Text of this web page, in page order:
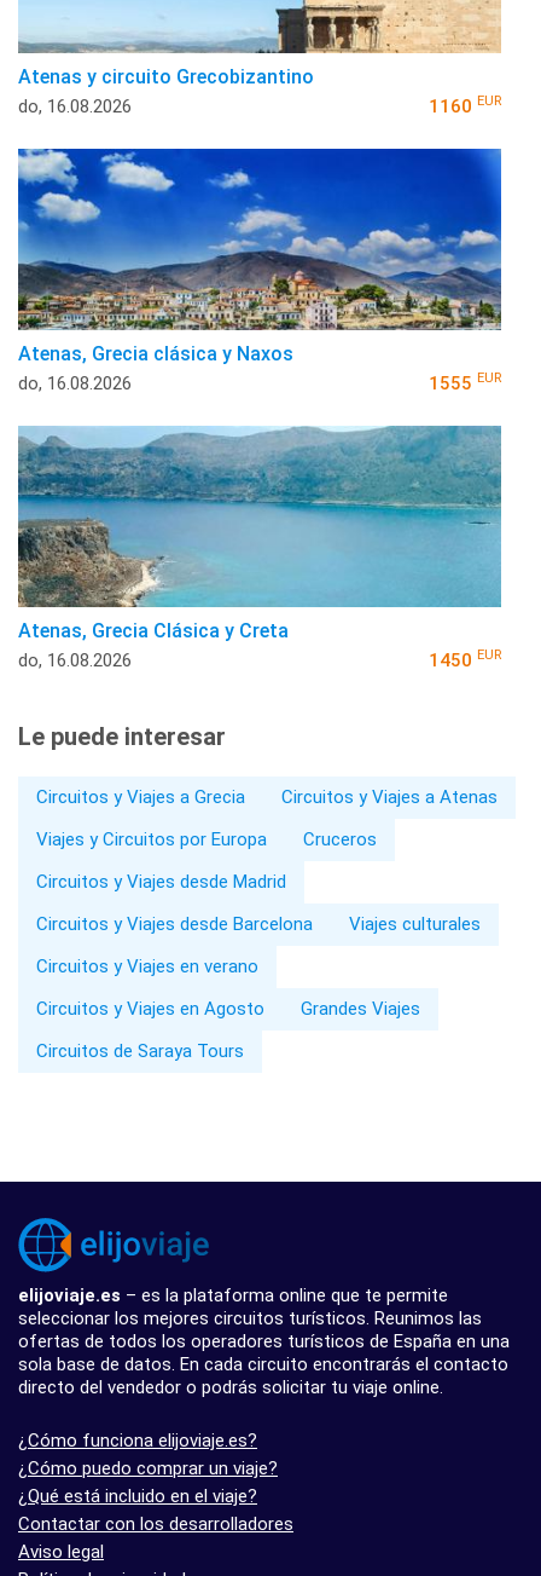
Atenas y circuito Grecobizantino
do, 16.08.2026 1160 EUR
Atenas, Grecia clásica y Naxos
do, 16.08.2026 1555 EUR
Atenas, Grecia Clásica y Creta
do, 16.08.2026 1450 EUR
Le puede interesar
Circuitos y Viajes a Grecia
Circuitos y Viajes a Atenas
Viajes y Circuitos por Europa
Cruceros
Circuitos y Viajes desde Madrid
Circuitos y Viajes desde Barcelona
Viajes culturales
Circuitos y Viajes en verano
Circuitos y Viajes en Agosto
Grandes Viajes
Circuitos de Saraya Tours
elijoviaje.es – es la plataforma online que te permite
seleccionar los mejores circuitos turísticos. Reunimos las
ofertas de todos los operadores turísticos de España en una
sola base de datos. En cada circuito encontrarás el contacto
directo del vendedor o podrás solicitar tu viaje online.
¿Cómo funciona elijoviaje.es?
¿Cómo puedo comprar un viaje?
¿Qué está incluido en el viaje?
Contactar con los desarrolladores
Aviso legal